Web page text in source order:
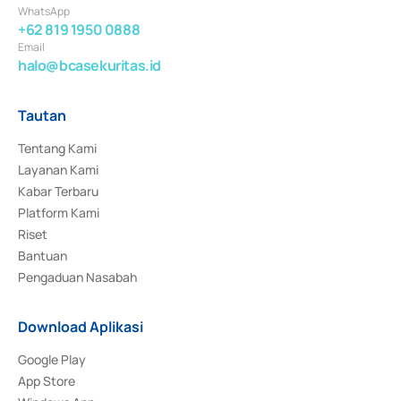
WhatsApp
+62 819 1950 0888
Email
halo@bcasekuritas.id
Tautan
Tentang Kami
Layanan Kami
Kabar Terbaru
Platform Kami
Riset
Bantuan
Pengaduan Nasabah
Download Aplikasi
Google Play
App Store